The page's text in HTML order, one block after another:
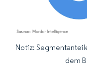
Bild © Mordor Intelligence.
Notiz:
dem